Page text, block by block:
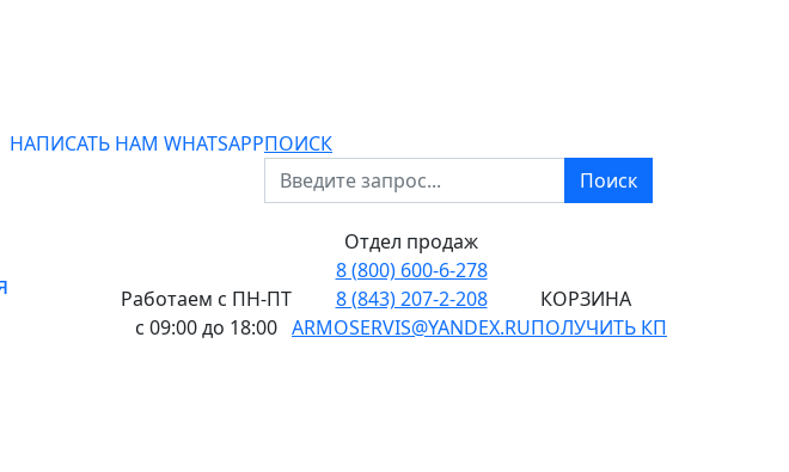
НАПИСАТЬ НАМ WHATSAPPПОИСК
Поиск
Работаем с ПН-ПТ
с 09:00 до 18:00
Отдел продаж
8 (800) 600-6-278
8 (843) 207-2-208
ARMOSERVIS@YANDEX.RU
КОРЗИНА
ПОЛУЧИТЬ КП